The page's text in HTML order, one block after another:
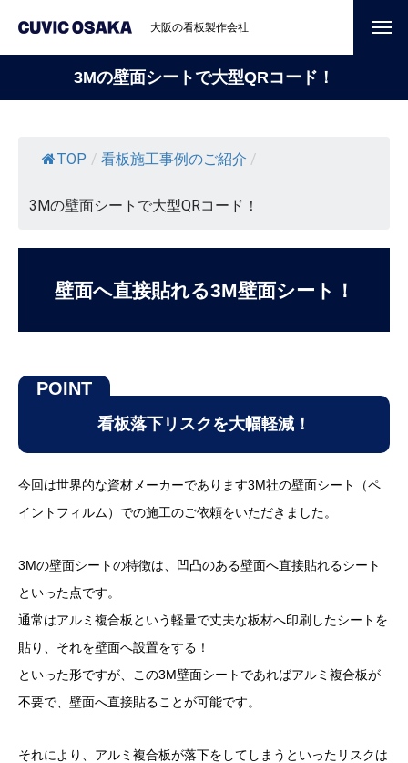
大阪の看板製作会社
3Mの壁面シートで大型QRコード！
TOP / 看板施工事例のご紹介 /
3Mの壁面シートで大型QRコード！
壁面へ直接貼れる3M壁面シート！
看板落下リスクを大幅軽減！
今回は世界的な資材メーカーであります3M社の壁面シート（ペ
イントフィルム）での施工のご依頼をいただきました。
3Mの壁面シートの特徴は、凹凸のある壁面へ直接貼れるシート
といった点です。
通常はアルミ複合板という軽量で丈夫な板材へ印刷したシートを
貼り、それを壁面へ設置をする！
といった形ですが、この3M壁面シートであればアルミ複合板が
不要で、壁面へ直接貼ることが可能です。
それにより、アルミ複合板が落下をしてしまうといったリスクは